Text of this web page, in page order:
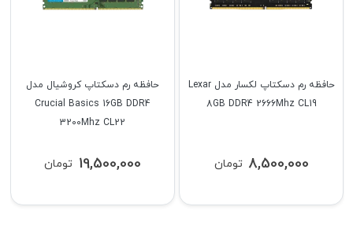
حافظه رم دسکتاپ کروشیال مدل
Crucial Basics 16GB DDR4
3200Mhz CL22
تومان 19,500,000
حافظه رم دسکتاپ لکسار مدل Lexar
8GB DDR4 2666Mhz CL19
تومان 8,500,000